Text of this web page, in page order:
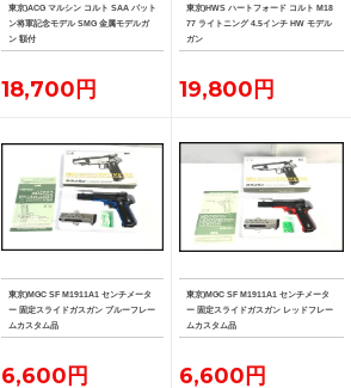
東京)ACG マルシン コルト SAA パット
ン将軍記念モデル SMG 金属モデルガ
ン 額付
18,700円
東京)HWS ハートフォード コルト M18
77 ライトニング 4.5インチ HW モデル
ガン
19,800円
東京)MGC SF M1911A1 センチメータ
ー 固定スライドガスガン ブルーフレー
ムカスタム品
6,600円
東京)MGC SF M1911A1 センチメータ
ー 固定スライドガスガン レッドフレー
ムカスタム品
6,600円